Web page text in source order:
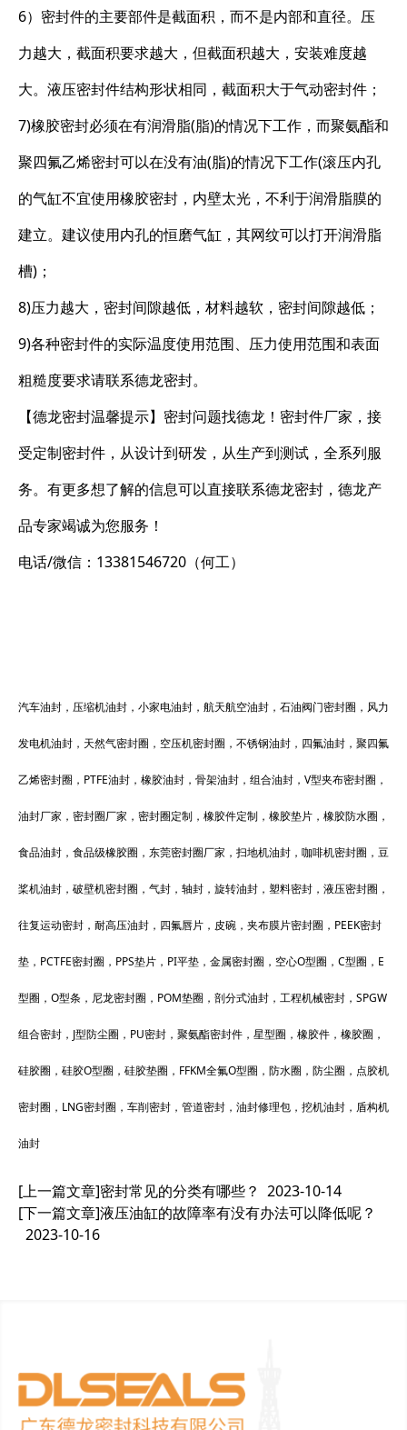
6）密封件的主要部件是截面积，而不是内部和直径。压
力越大，截面积要求越大，但截面积越大，安装难度越
大。液压密封件结构形状相同，截面积大于气动密封件；
7)橡胶密封必须在有润滑脂(脂)的情况下工作，而聚氨酯和
聚四氟乙烯密封可以在没有油(脂)的情况下工作(滚压内孔
的气缸不宜使用橡胶密封，内壁太光，不利于润滑脂膜的
建立。建议使用内孔的恒磨气缸，其网纹可以打开润滑脂
槽)；
8)压力越大，密封间隙越低，材料越软，密封间隙越低；
9)各种密封件的实际温度使用范围、压力使用范围和表面
粗糙度要求请联系德龙密封。
【德龙密封温馨提示】密封问题找德龙！密封件厂家，接
受定制密封件，从设计到研发，从生产到测试，全系列服
务。有更多想了解的信息可以直接联系德龙密封，德龙产
品专家竭诚为您服务！
电话/微信：13381546720（何工）
汽车油封，压缩机油封，小家电油封，航天航空油封，石油阀门密封圈，风力
发电机油封，天然气密封圈，空压机密封圈，不锈钢油封，四氟油封，聚四氟
乙烯密封圈，PTFE油封，橡胶油封，骨架油封，组合油封，V型夹布密封圈，
油封厂家，密封圈厂家，密封圈定制，橡胶件定制，橡胶垫片，橡胶防水圈，
食品油封，食品级橡胶圈，东莞密封圈厂家，扫地机油封，咖啡机密封圈，豆
桨机油封，破壁机密封圈，气封，轴封，旋转油封，塑料密封，液压密封圈，
往复运动密封，耐高压油封，四氟唇片，皮碗，夹布膜片密封圈，PEEK密封
垫，PCTFE密封圈，PPS垫片，PI平垫，金属密封圈，空心O型圈，C型圈，E
型圈，O型条，尼龙密封圈，POM垫圈，剖分式油封，工程机械密封，SPGW
组合密封，J型防尘圈，PU密封，聚氨酯密封件，星型圈，橡胶件，橡胶圈，
硅胶圈，硅胶O型圈，硅胶垫圈，FFKM全氟O型圈，防水圈，防尘圈，点胶机
密封圈，LNG密封圈，车削密封，管道密封，油封修理包，挖机油封，盾构机
油封
[上一篇文章]密封常见的分类有哪些？ 2023-10-14
[下一篇文章]液压油缸的故障率有没有办法可以降低呢？
2023-10-16